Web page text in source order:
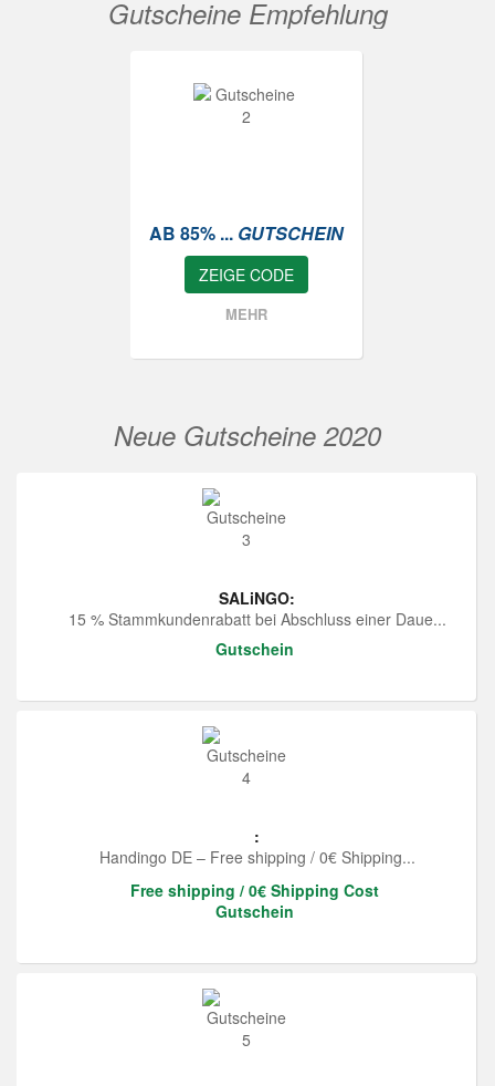
Gutscheine Empfehlung
AB 85% ... GUTSCHEIN
ZEIGE CODE
MEHR
Neue Gutscheine 2020
SALiNGO:
15 % Stammkundenrabatt bei Abschluss einer Daue...
Gutschein
:
Handingo DE – Free shipping / 0€ Shipping...
Free shipping / 0€ Shipping Cost
Gutschein